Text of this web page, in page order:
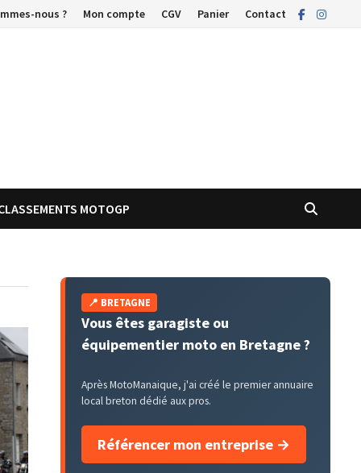
nous ? Mon compte CGV Panier Contact
MOTOGP
📍 BRETAGNE
Vous êtes garagiste ou
équipementier moto en Bretagne ?
Après MotoManaique, j'ai créé le premier annuaire
local breton dédié aux pros.
Référencer mon entreprise →